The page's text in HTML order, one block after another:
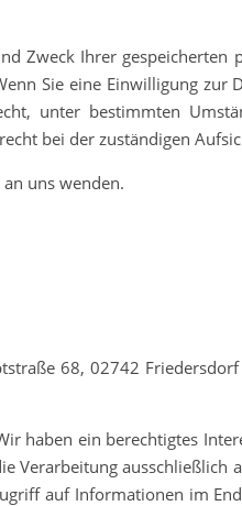
Zweck Ihrer gespeicherten
Sie eine Einwilligung zur
unter bestimmten
bei der zuständigen
uns wenden.
68, 02742
haben ein berechtigtes
ausschließlich
auf Informationen im